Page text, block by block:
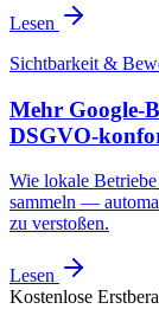
Lesen
Sichtbarkeit &
Mehr Google-
DSGVO-
Wie lokale
sammeln —
zu verstoßen.
Lesen
Kostenlose